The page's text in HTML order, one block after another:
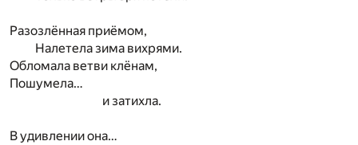
Разозлённая приёмом,
Налетела зима вихрями.
Обломала ветви клёнам,
Пошумела…
и затихла.
В удивлении она…